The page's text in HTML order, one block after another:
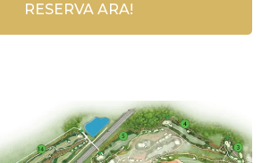
RESERVA ARA!